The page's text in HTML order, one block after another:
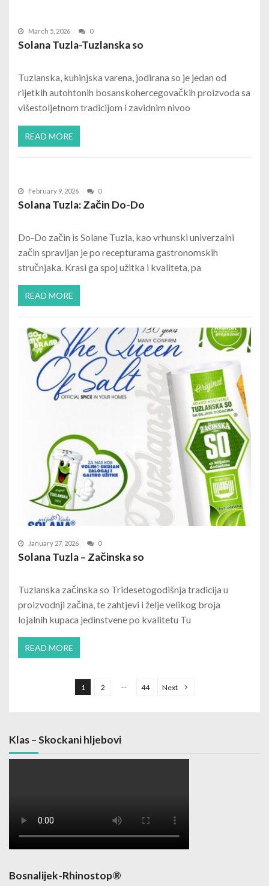
March 5, 2026 0
Solana Tuzla-Tuzlanska so
Tuzlanska, kuhinjska varena, jodirana so je jedan od
rijetkih autohtonih bosanskohercegovačkih proizvoda sa
višestoljetnom tradicijom i zavidnim nivoo
READ MORE
February 9, 2026 0
Solana Tuzla: Začin Do-Do
Do-Do začin is Solane Tuzla, kao vrhunski univerzalni
začin spravljan je po recepturama gastronomskih
stručnjaka. Krasi ga spoj užitka i kvaliteta, pa
READ MORE
January 27, 2026 0
Solana Tuzla – Začinska so
Tuzlanska začinska so Tridesetogodišnja tradicija u
proizvodnji začina, te zahtjevi i želje velikog broja
lojalnih kupaca jedinstvene po kvalitetu Tu
READ MORE
1 2 … 44 Next
Klas – Skockani hljebovi
Bosnalijek-Rhinostop®